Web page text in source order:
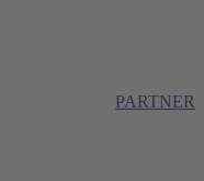
PARTNER